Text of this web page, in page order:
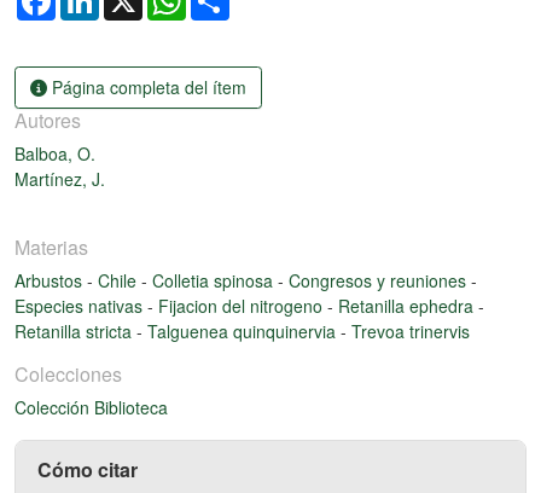
Página completa del ítem
Autores
Balboa, O.
Martínez, J.
Materias
Arbustos - Chile - Colletia spinosa - Congresos y reuniones -
Especies nativas - Fijacion del nitrogeno - Retanilla ephedra -
Retanilla stricta - Talguenea quinquinervia - Trevoa trinervis
Colecciones
Colección Biblioteca
Cómo citar